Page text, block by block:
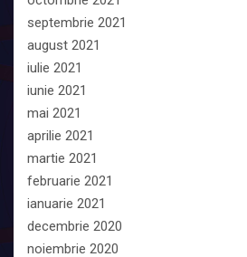
septembrie 2021
august 2021
iulie 2021
iunie 2021
mai 2021
aprilie 2021
martie 2021
februarie 2021
ianuarie 2021
decembrie 2020
noiembrie 2020